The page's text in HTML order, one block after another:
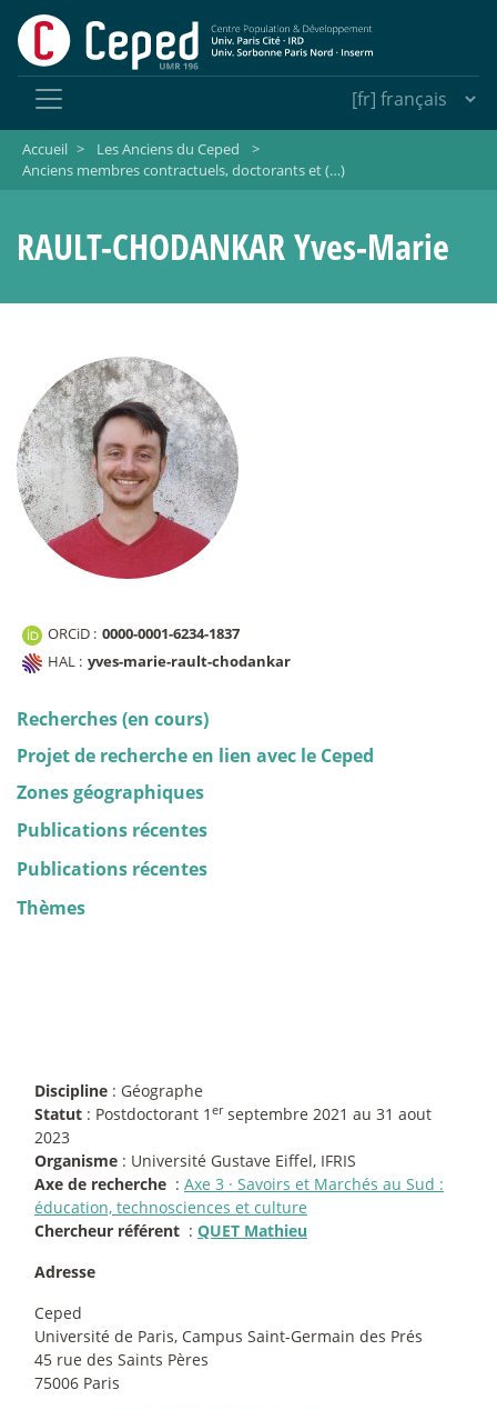
Accueil > Les Anciens du Ceped
>
Anciens membres contractuels, doctorants et (…)
RAULT-CHODANKAR Yves-Marie
ORCiD : 0000-0001-6234-1837
HAL : yves-marie-rault-chodankar
Recherches (en cours)
Projet de recherche en lien avec le Ceped
Zones géographiques
Publications récentes
Publications récentes
Thèmes
Discipline : Géographe
Statut : Postdoctorant 1 erseptembre 2021 au 31 aout
2023
Organisme : Université Gustave Eiffel, IFRIS
Axe de recherche : Axe 3 · Savoirs et Marchés au Sud :
éducation, technosciences et culture
Chercheur référent : QUET Mathieu
Adresse
Ceped
Université de Paris, Campus Saint-Germain des Prés
45 rue des Saints Pères
75006 Paris